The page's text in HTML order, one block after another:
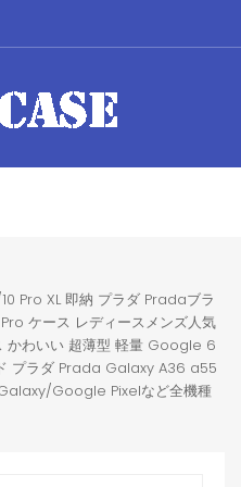
Pro XL 即納 プラダ Pradaブラ
ケース レディースメンズ人気
わいい 超薄型 軽量 Google 6
プラダ Prada Galaxy A36 a55
Google Pixelなど全機種